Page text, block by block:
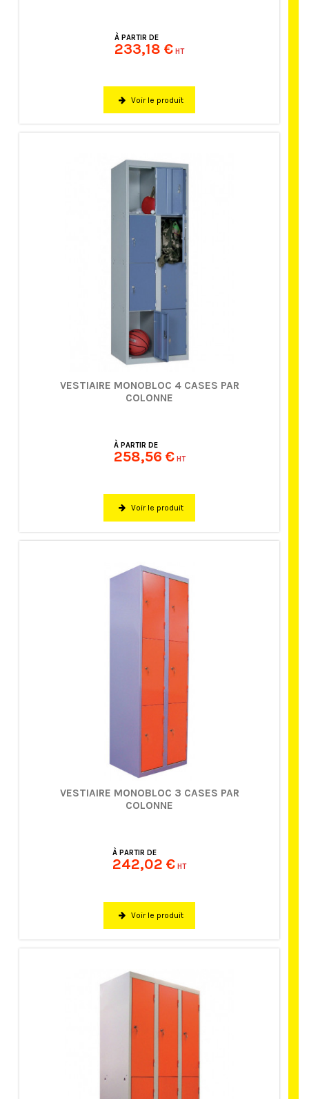
À PARTIR DE
233,18 € HT
Voir le produit
VESTIAIRE MONOBLOC 4 CASES PAR
COLONNE
À PARTIR DE
258,56 € HT
Voir le produit
VESTIAIRE MONOBLOC 3 CASES PAR
COLONNE
À PARTIR DE
242,02 € HT
Voir le produit